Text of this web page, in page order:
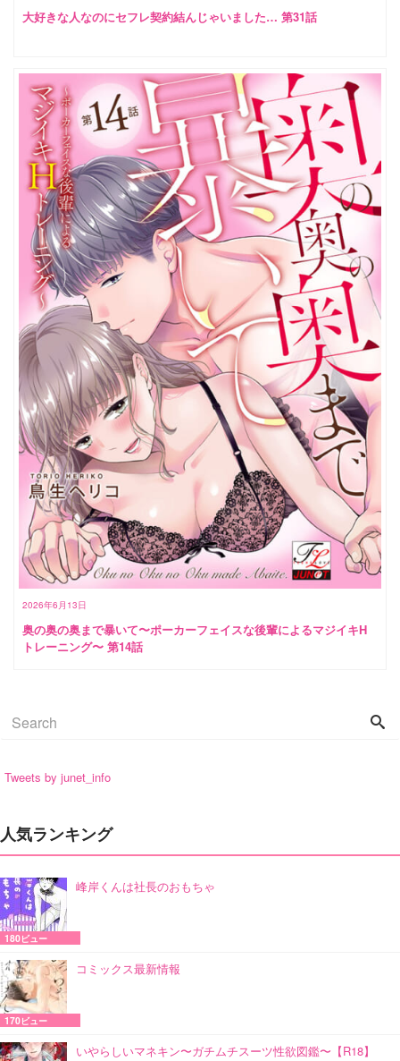
大好きな人なのにセフレ契約結んじゃいました… 第31話
2026年6月13日
奥の奥の奥まで暴いて〜ポーカーフェイスな後輩によるマジイキH
トレーニング〜 第14話
Tweets by junet_info
人気ランキング
峰岸くんは社長のおもちゃ
180ビュー
コミックス最新情報
170ビュー
いやらしいマネキン〜ガチムチスーツ性欲図鑑〜【R18】